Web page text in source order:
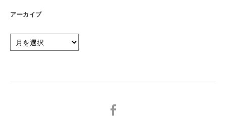
ー
アーカイブ
ー